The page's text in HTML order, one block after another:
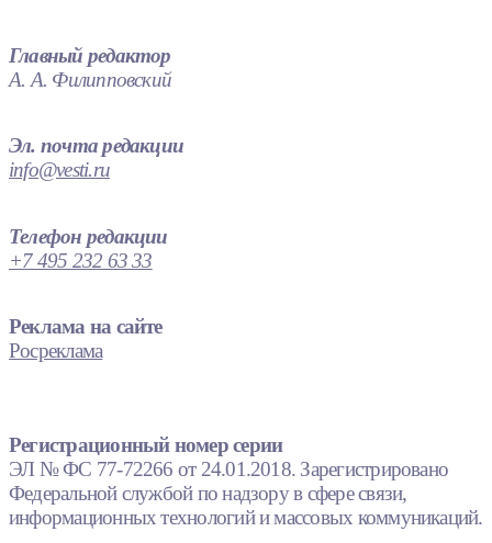
Главный редактор
А. А. Филипповский
Эл. почта редакции
info@vesti.ru
Телефон редакции
+7 495 232 63 33
Реклама на сайте
Росреклама
Регистрационный номер серии
ЭЛ № ФС 77-72266 от 24.01.2018. Зарегистрировано
Федеральной службой по надзору в сфере связи,
информационных технологий и массовых коммуникаций.